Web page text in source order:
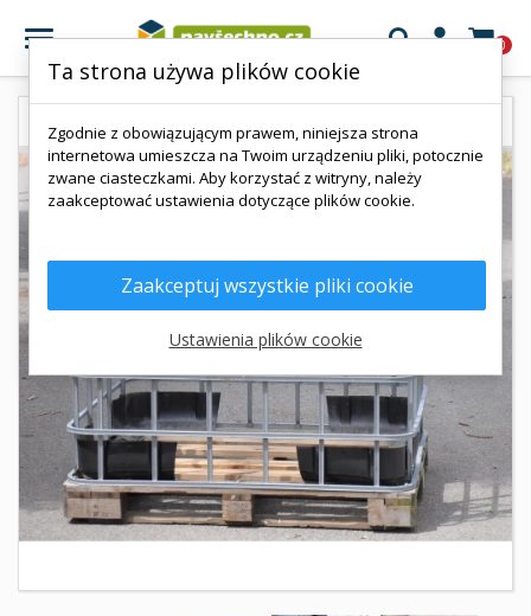
 0
Ta strona używa plików cookie
Zgodnie z obowiązującym prawem, niniejsza strona
internetowa umieszcza na Twoim urządzeniu pliki, potocznie
zwane ciasteczkami. Aby korzystać z witryny, należy
zaakceptować ustawienia dotyczące plików cookie.
Zaakceptuj wszystkie pliki cookie
Ustawienia plików cookie